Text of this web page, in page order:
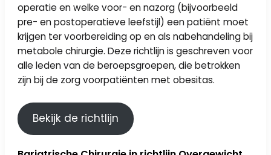
operatie en welke voor- en nazorg (bijvoorbeeld
pre- en postoperatieve leefstijl) een patiënt moet
krijgen ter voorbereiding op en als nabehandeling bij
metabole chirurgie. Deze richtlijn is geschreven voor
alle leden van de beroepsgroepen, die betrokken
zijn bij de zorg voorpatiënten met obesitas.
Bekijk de richtlijn